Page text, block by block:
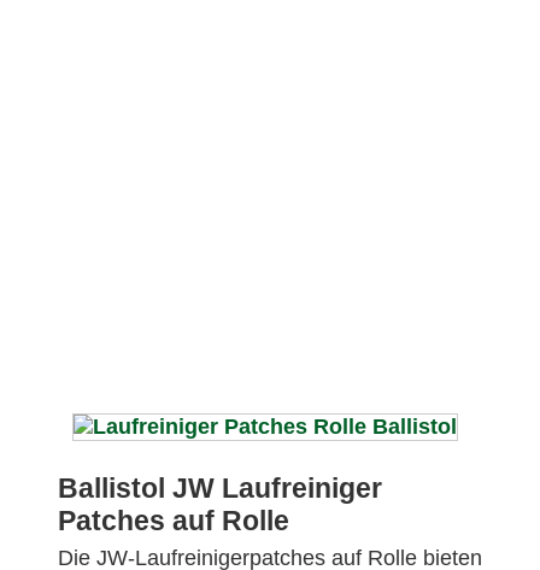
Ballistol JW Laufreiniger
Patches auf Rolle
Die JW-Laufreinigerpatches auf Rolle bieten